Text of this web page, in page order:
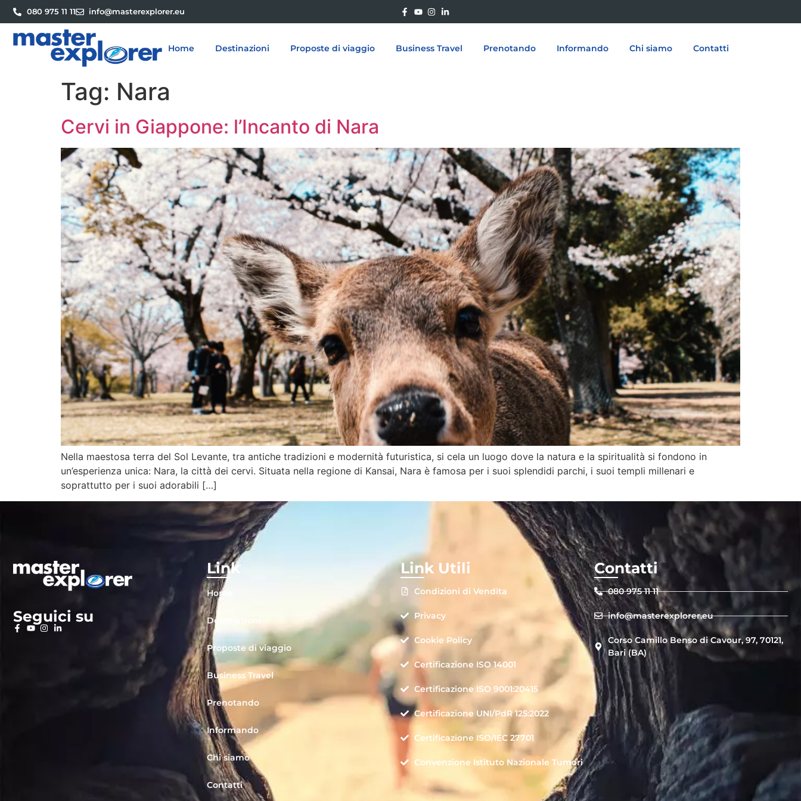
080 975 11 11 info@masterexplorer.eu
Home Destinazioni Proposte di viaggio Business Travel Prenotando Informando Chi siamo Contatti
Tag: Nara
Cervi in Giappone: l’Incanto di Nara
Nella maestosa terra del Sol Levante, tra antiche tradizioni e modernità futuristica, si cela un luogo dove la natura e la spiritualità si fondono in
un’esperienza unica: Nara, la città dei cervi. Situata nella regione di Kansai, Nara è famosa per i suoi splendidi parchi, i suoi templi millenari e
soprattutto per i suoi adorabili […]
Seguici su
Link
Home
Destinazioni
Proposte di viaggio
Business Travel
Prenotando
Informando
Chi siamo
Contatti
Link Utili
Condizioni di Vendita
Privacy
Cookie Policy
Certificazione ISO 14001
Certificazione ISO 9001:20415
Certificazione UNI/PdR 125:2022
Certificazione ISO/IEC 27701
Convenzione Istituto Nazionale Tumori
Contatti
080 975 11 11
info@masterexplorer.eu
Corso Camillo Benso di Cavour, 97, 70121,
Bari (BA)